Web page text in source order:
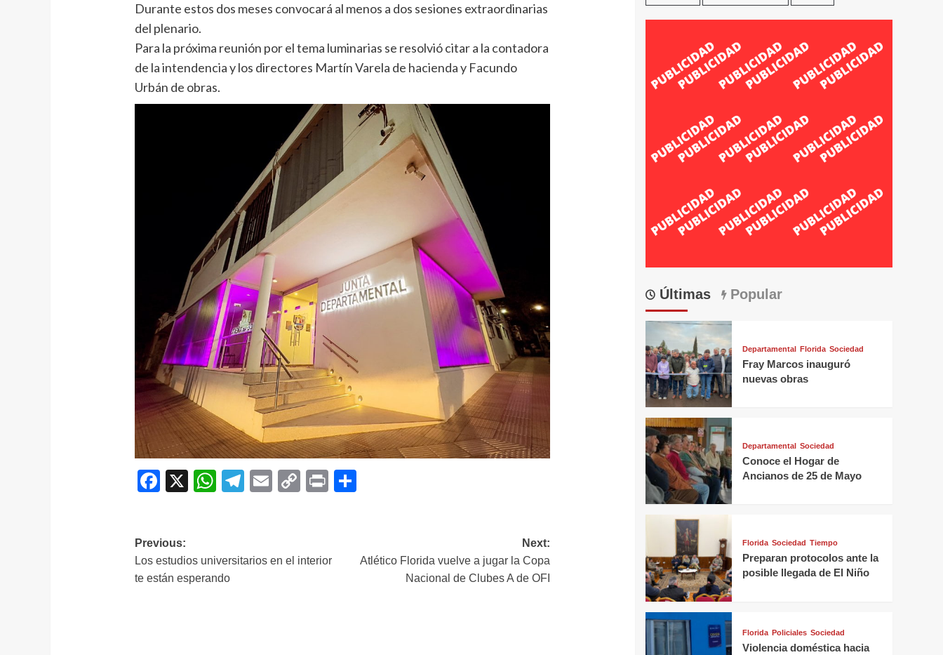
Durante estos dos meses convocará al menos a dos sesiones extraordinarias
del plenario.
Para la próxima reunión por el tema luminarias se resolvió citar a la contadora
de la intendencia y los directores Martín Varela de hacienda y Facundo
Urbán de obras.
Facebook
X WhatsApp
Telegram
EmailCopyPrint
Navegación
de
entradas
Previous:
Los estudios universitarios en el interior
te están esperando
Next:
Atlético Florida vuelve a jugar la Copa
Nacional de Clubes A de OFI
Últimas Popular
Departamental Florida Sociedad
Fray Marcos inauguró
nuevas obras
Departamental Sociedad
Conoce el Hogar de
Ancianos de 25 de Mayo
Florida Sociedad Tiempo
Preparan protocolos ante la
posible llegada de El Niño
Florida Policiales Sociedad
Violencia doméstica hacia